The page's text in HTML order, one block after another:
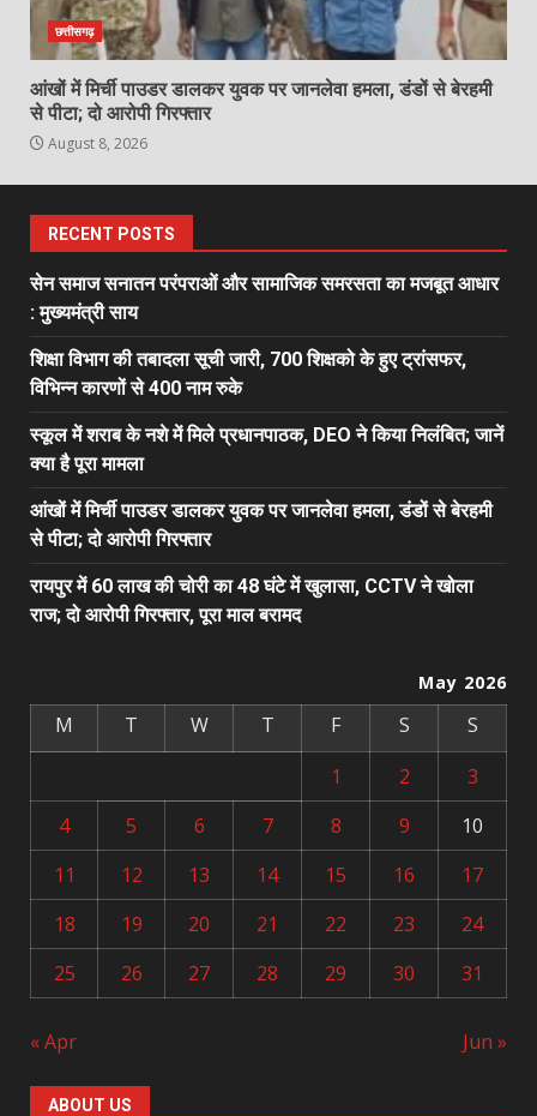
छत्तीसगढ़
आंखों में मिर्ची पाउडर डालकर युवक पर जानलेवा हमला, डंडों से बेरहमी
से पीटा; दो आरोपी गिरफ्तार
August 8, 2026
RECENT POSTS
सेन समाज सनातन परंपराओं और सामाजिक समरसता का मजबूत आधार
: मुख्यमंत्री साय
शिक्षा विभाग की तबादला सूची जारी, 700 शिक्षको के हुए ट्रांसफर,
विभिन्न कारणों से 400 नाम रुके
स्कूल में शराब के नशे में मिले प्रधानपाठक, DEO ने किया निलंबित; जानें
क्या है पूरा मामला
आंखों में मिर्ची पाउडर डालकर युवक पर जानलेवा हमला, डंडों से बेरहमी
से पीटा; दो आरोपी गिरफ्तार
रायपुर में 60 लाख की चोरी का 48 घंटे में खुलासा, CCTV ने खोला
राज; दो आरोपी गिरफ्तार, पूरा माल बरामद
May 2026
M T W T F S
S
1
2
3
4
5 6 7 8 9
10
11
12 13 14 15 16
17
18
19 20 21 22 23
24
25
26 27 28 29 30 31
« Apr Jun »
ABOUT US